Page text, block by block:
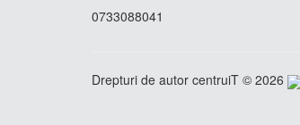
0733088041
Drepturi de autor centruiT © 2026